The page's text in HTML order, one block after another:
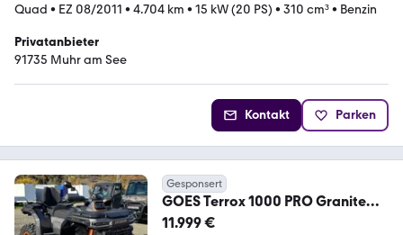
Quad • EZ 08/2011 • 4.704 km • 15 kW (20 PS) • 310 cm³• Benzin
Privatanbieter
91735 Muhr am See
Kontakt Parken
Gesponsert
GOES Terrox 1000 PRO Granite
Ridge
11.999 €